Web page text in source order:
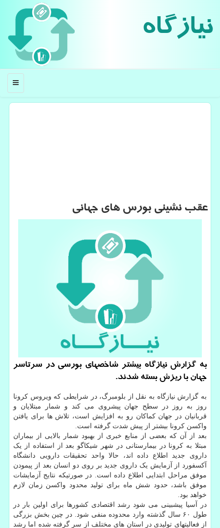
نیازگاه
منو
عقب نشینی بورس های جهانی
به گزارش نیازگاه بیشتر شاخصهای بورسی در سرتاسر
جهان با ریزش بسته شدند.
به گزارش نیازگاه به نقل از بلومبرگ، در شرایطی که ویروس کرونا
روز به روز در سطح جهان پیشروی می کند و شمار مبتلایان و
قربانیان در جهان کماکان رو به افزایش است، تلاش ها برای یافتن
واکسن کرونا بیشتر از پیش شدت گرفته است.
بعد از آن که بعضی از منابع خبری از بهبود شمار بالایی از بیماران
مبتلا به کرونا در بیمارستانی در شهر شیکاگو بعد از استفاده از یک
داروی جدید اطلاع داده اند، حالا واحد تحقیقات دارویی دانشگاه
آکسفورد از آزمایش یک داروی جدید بر روی دو انسان بعد از پیمودن
موفق مراحل ابتدایی اطلاع داده است. در صورتیکه نتایج آزمایشات
موفق باشد، حدود شش ماه برای تولید محدود واکسن زمان لازم
خواهد بود.
در آسیا پیشبینی می شود رشد اقتصادی کشورها برای اولین بار در
طول ۶۰ سال گذشته وارد محدوده منفی شود. در چین بخش بزرگی
از فعالیتهای تولیدی در استان های مختلف از سر گرفته شده اما رشد